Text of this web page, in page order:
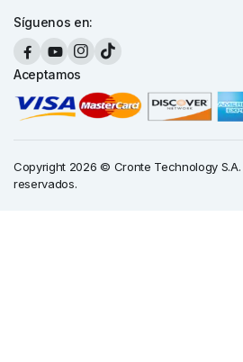
Síguenos en:
Aceptamos
Copyright 2026 © Cronte Technology
reservados.